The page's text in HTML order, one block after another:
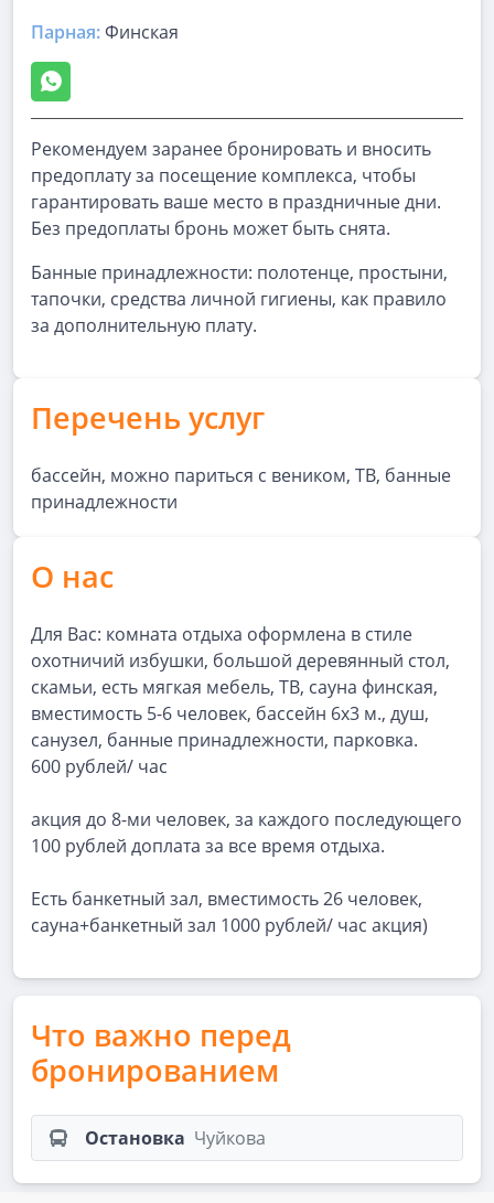
Парная:Финская
Рекомендуем заранее бронировать и вносить
предоплату за посещение комплекса, чтобы
гарантировать ваше место в праздничные дни.
Без предоплаты бронь может быть снята.
Банные принадлежности: полотенце, простыни,
тапочки, средства личной гигиены, как правило
за дополнительную плату.
Перечень услуг
бассейн, можно париться с веником, ТВ, банные
принадлежности
О нас
Для Вас: комната отдыха оформлена в стиле
охотничий избушки, большой деревянный стол,
скамьи, есть мягкая мебель, ТВ, сауна финская,
вместимость 5-6 человек, бассейн 6х3 м., душ,
санузел, банные принадлежности, парковка.
600 рублей/ час
акция до 8-ми человек, за каждого последующего
100 рублей доплата за все время отдыха.
Есть банкетный зал, вместимость 26 человек,
сауна+банкетный зал 1000 рублей/ час акция)
Что важно перед
бронированием
Остановка Чуйкова